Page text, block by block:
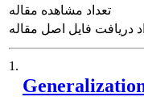
تعداد مشاهده مقاله
دریافت فایل اصل مقاله
1.